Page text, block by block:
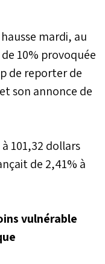
mardi, au
10% provoquée
de reporter de
son annonce de
101,32 dollars
de 2,41% à
vulnérable